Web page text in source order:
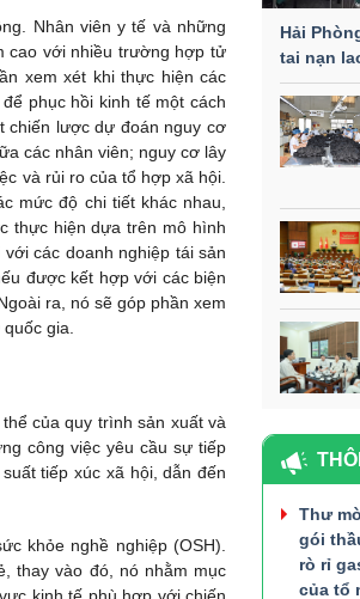
Nhân viên y tế và những
cao với nhiều trường hợp tử
xem xét khi thực hiện các
phục hồi kinh tế một cách
chiến lược dự đoán nguy cơ
các nhân viên; nguy cơ lây
và rủi ro của tổ hợp xã hội.
mức độ chi tiết khác nhau,
thực hiện dựa trên mô hình
các doanh nghiệp tái sản
được kết hợp với các biện
ra, nó sẽ góp phần xem
gia.
của quy trình sản xuất và
công việc yêu cầu sự tiếp
tiếp xúc xã hội, dẫn đến
khỏe nghề nghiệp (OSH).
thay vào đó, nó nhằm mục
kinh tế phù hợp với chiến
Hải
tai nạn
Thư
gói
rò rỉ
của tổ